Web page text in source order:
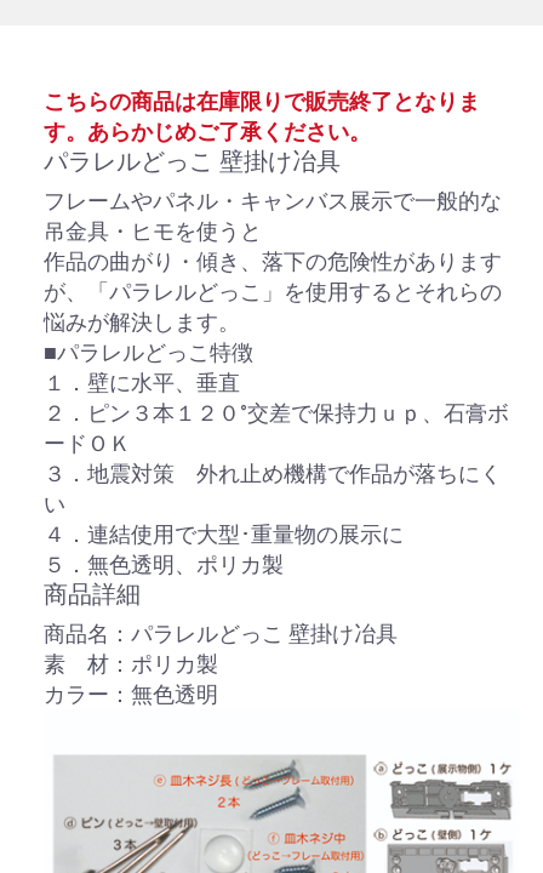
こちらの商品は在庫限りで販売終了となりま
す。あらかじめご了承ください。
パラレルどっこ 壁掛け冶具
フレームやパネル・キャンバス展示で一般的な
吊金具・ヒモを使うと
作品の曲がり・傾き、落下の危険性があります
が、「パラレルどっこ」を使用するとそれらの
悩みが解決します。
■パラレルどっこ特徴
１．壁に水平、垂直
２．ピン３本１２０°交差で保持力ｕｐ、石膏ボ
ードＯＫ
３．地震対策 外れ止め機構で作品が落ちにく
い
４．連結使用で大型･重量物の展示に
５．無色透明、ポリカ製
商品詳細
商品名：パラレルどっこ 壁掛け冶具
素 材：ポリカ製
カラー：無色透明